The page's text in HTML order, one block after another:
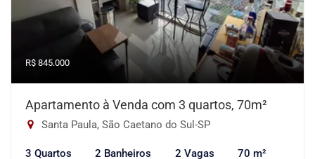
R$ 845.000
Apartamento à Venda com 3 quartos, 70m²
Santa Paula, São Caetano do Sul-SP
3 Quartos 2 Banheiros 2 Vagas 70 m²